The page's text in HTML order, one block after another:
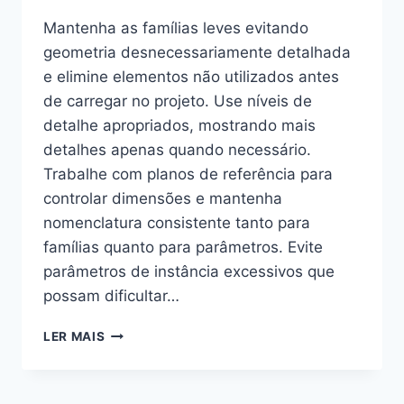
Mantenha as famílias leves evitando
geometria desnecessariamente detalhada
e elimine elementos não utilizados antes
de carregar no projeto. Use níveis de
detalhe apropriados, mostrando mais
detalhes apenas quando necessário.
Trabalhe com planos de referência para
controlar dimensões e mantenha
nomenclatura consistente tanto para
famílias quanto para parâmetros. Evite
parâmetros de instância excessivos que
possam dificultar…
LER MAIS QUAIS